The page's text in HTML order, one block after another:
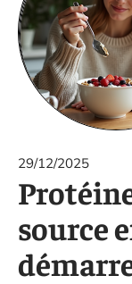
29/12/2025
source